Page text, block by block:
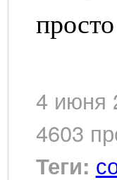
4 июня
4603
Теги: